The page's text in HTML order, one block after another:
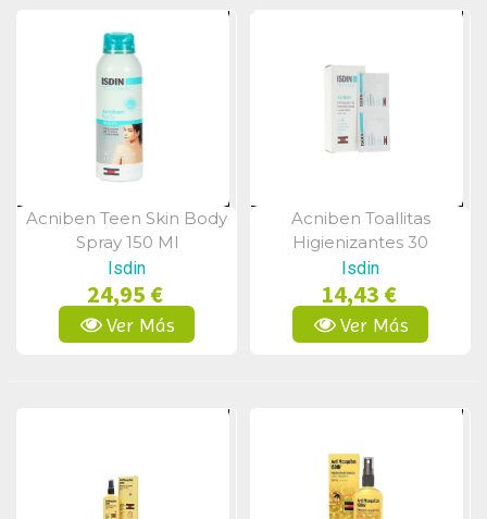
Vista Rápida
Acniben Teen Skin Body
Spray 150 Ml
Isdin
24,95 €
Ver Más
Vista Rápida
Acniben Toallitas
Higienizantes 30
Unidades
Isdin
14,43 €
Ver Más